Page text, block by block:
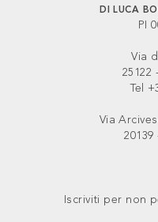
DI LUCA
PI
Via
25122
Tel
Via
Iscriviti per non